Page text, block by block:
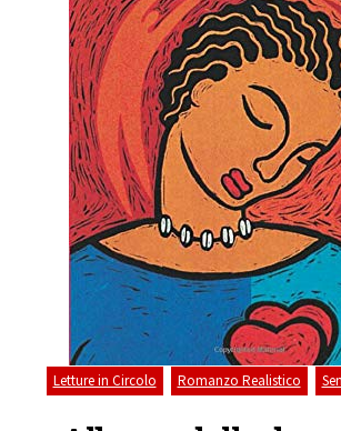
Letture in Circolo Romanzo Realistico